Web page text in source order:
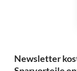
Newsletter